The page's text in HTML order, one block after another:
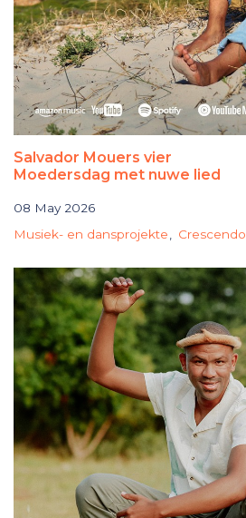
Salvador Mouers vier
Moedersdag met nuwe lied
08 May 2026
Musiek- en dansprojekte
Crescendo